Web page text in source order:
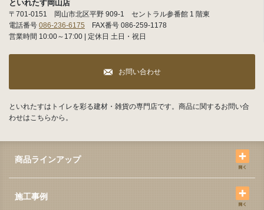
といれたす岡山店
〒701-0151 岡山市北区平野 909-1 セントラル参番館 1 階東
電話番号 086-236-6175 FAX番号 086-259-1178
営業時間 10:00～17:00 | 定休日 土日・祝日
お問い合わせ
といれたすはトイレを彩る建材・雑貨の専門店です。商品に関するお問い合
わせはこちらから。
商品ラインアップ
施工事例